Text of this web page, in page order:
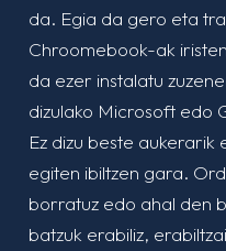
da. Egia da gero eta
Chroomebook-ak
da ezer instalatu
dizulako Microsoft edo
Ez dizu beste
egiten ibiltzen gara.
borratuz edo ahal den
batzuk erabiliz,